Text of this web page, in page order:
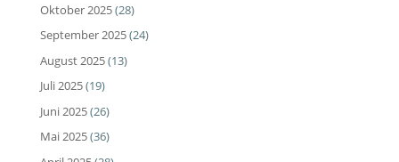
Oktober 2025(28)
September 2025(24)
August 2025(13)
Juli 2025(19)
Juni 2025(26)
Mai 2025(36)